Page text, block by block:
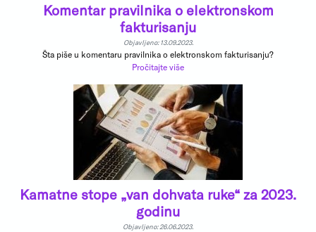
Komentar pravilnika o elektronskom
fakturisanju
Objavljeno: 13.09.2023.
Šta piše u komentaru pravilnika o elektronskom fakturisanju?
Pročitajte više
Kamatne stope „van dohvata ruke“ za 2023.
godinu
Objavljeno: 26.06.2023.